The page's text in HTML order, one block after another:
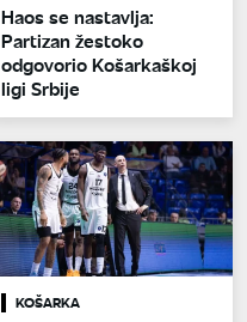
Haos se nastavlja:
Partizan žestoko
odgovorio Košarkaškoj
ligi Srbije
KOŠARKA